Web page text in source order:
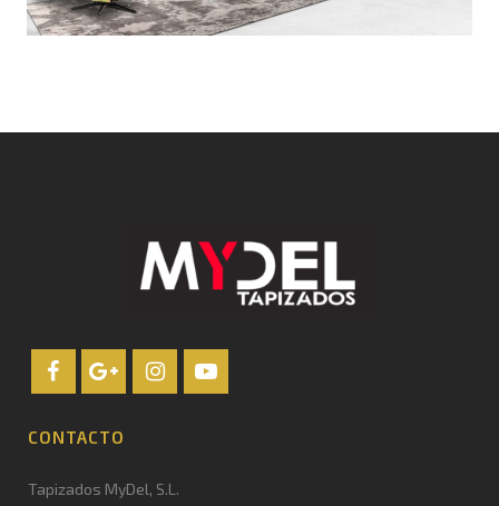
CONTACTO
Tapizados MyDel, S.L.